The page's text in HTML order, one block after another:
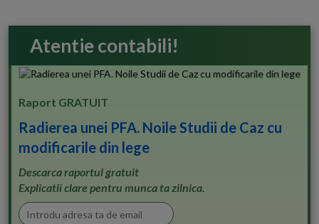
Atentie contabili!
Raport GRATUIT
Radierea unei PFA. Noile Studii de Caz cu
modificarile din lege
Descarca raportul gratuit
Explicatii clare pentru munca ta zilnica.